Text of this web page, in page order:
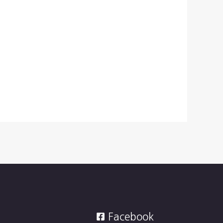
Facebook